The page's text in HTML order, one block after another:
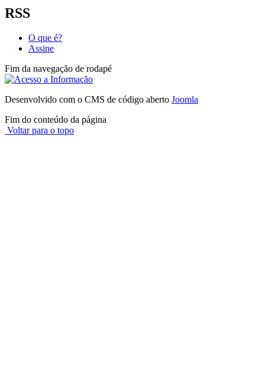
RSS
O que é?
Assine
Fim da navegação de rodapé
Desenvolvido com o CMS de código aberto Joomla
Fim do conteúdo da página
Voltar para o topo